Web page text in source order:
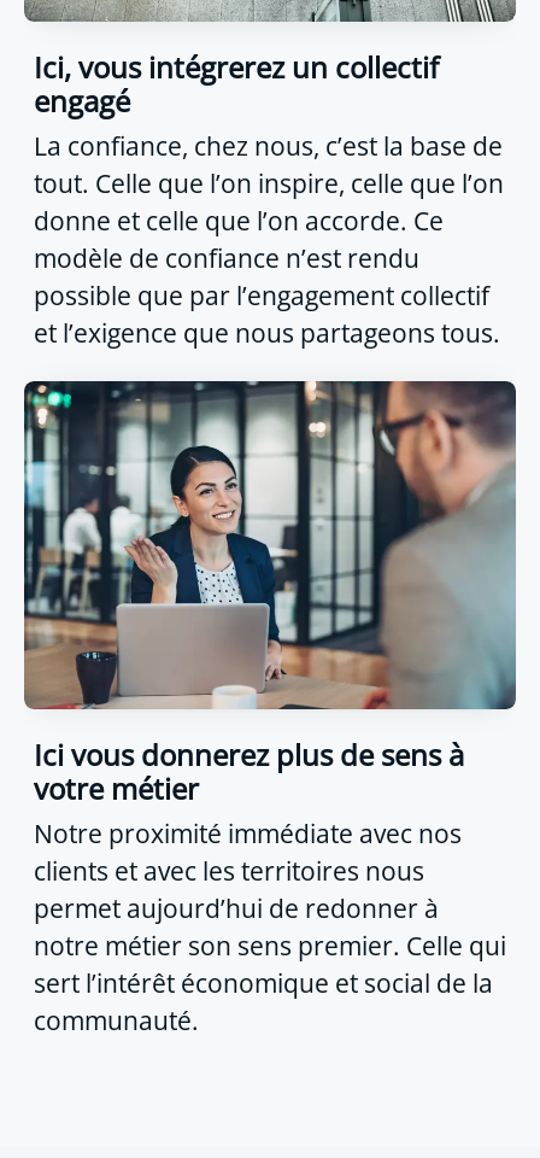
Ici, vous intégrerez un collectif
engagé
La confiance, chez nous, c’est la base de
tout. Celle que l’on inspire, celle que l’on
donne et celle que l’on accorde. Ce
modèle de confiance n’est rendu
possible que par l’engagement collectif
et l’exigence que nous partageons tous.
Ici vous donnerez plus de sens à
votre métier
Notre proximité immédiate avec nos
clients et avec les territoires nous
permet aujourd’hui de redonner à
notre métier son sens premier. Celle qui
sert l’intérêt économique et social de la
communauté.